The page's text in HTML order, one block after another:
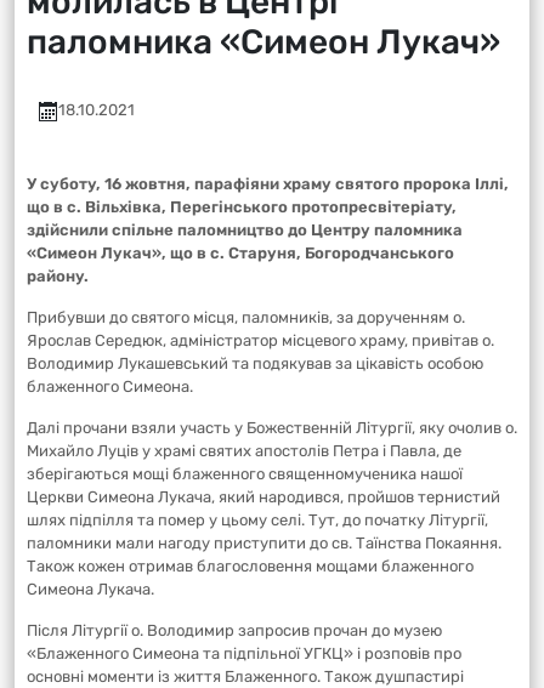
паломника «Симеон Лукач»
18.10.2021
У суботу, 16 жовтня, парафіяни храму святого пророка Іллі,
що в с. Вільхівка, Перегінського протопресвітеріату,
здійснили спільне паломництво до Центру паломника
«Симеон Лукач», що в с. Старуня, Богородчанського
району.
Прибувши до святого місця, паломників, за дорученням о.
Ярослав Середюк, адміністратор місцевого храму, привітав о.
Володимир Лукашевський та подякував за цікавість особою
блаженного Симеона.
Далі прочани взяли участь у Божественній Літургії, яку очолив о.
Михайло Луців у храмі святих апостолів Петра і Павла, де
зберігаються мощі блаженного священномученика нашої
Церкви Симеона Лукача, який народився, пройшов тернистий
шлях підпілля та помер у цьому селі. Тут, до початку Літургії,
паломники мали нагоду приступити до св. Таїнства Покаяння.
Також кожен отримав благословення мощами блаженного
Симеона Лукача.
Після Літургії о. Володимир запросив прочан до музею
«Блаженного Симеона та підпільної УГКЦ» і розповів про
основні моменти із життя Блаженного. Також душпастирі